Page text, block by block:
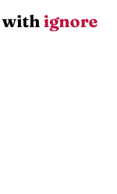
withignore